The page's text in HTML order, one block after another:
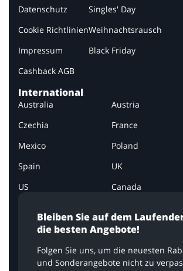
Bleiben Sie auf dem
die besten Angebote!
Folgen Sie uns, um die neuesten
und Sonderangebote nicht zu
Datenschutz
Cookie Richtlinien
Impressum
Cashback AGB
Singles' Day
Weihnachtsrausch
Black Friday
International
Australia Austria
Czechia
France
Mexico
Poland
Spain
UK
US
Canada